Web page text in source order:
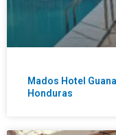
Mados Hotel
Honduras